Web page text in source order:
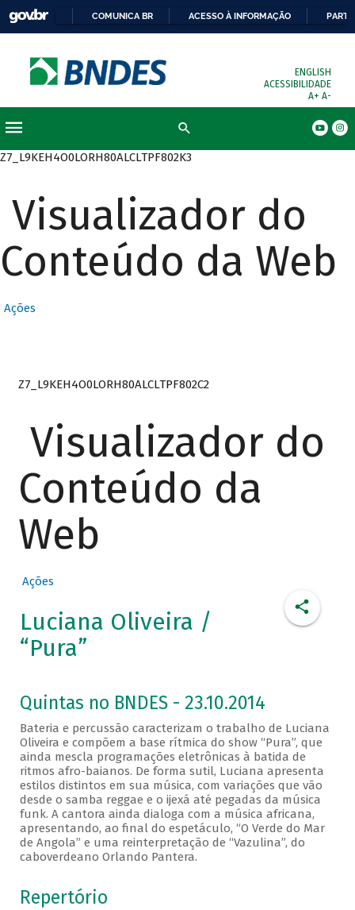
COMUNICA BR ACESSO À INFORMAÇÃO
ENGLISH
ACESSIBILIDADE
A+ A-
Z7_L9KEH4O0LORH80ALCLTPF802K3
Visualizador do
Conteúdo da Web
Ações
Z7_L9KEH4O0LORH80ALCLTPF802C2
Visualizador do
Conteúdo da
Web
Ações
Luciana Oliveira /
“Pura”
Quintas no BNDES - 23.10.2014
Bateria e percussão caracterizam o trabalho de Luciana
Oliveira e compõem a base rítmica do show “Pura”, que
ainda mescla programações eletrônicas à batida de
ritmos afro-baianos. De forma sutil, Luciana apresenta
estilos distintos em sua música, com variações que vão
desde o samba reggae e o ijexá até pegadas da música
funk. A cantora ainda dialoga com a música africana,
apresentando, ao final do espetáculo, “O Verde do Mar
de Angola” e uma reinterpretação de “Vazulina”, do
caboverdeano Orlando Pantera.
Repertório